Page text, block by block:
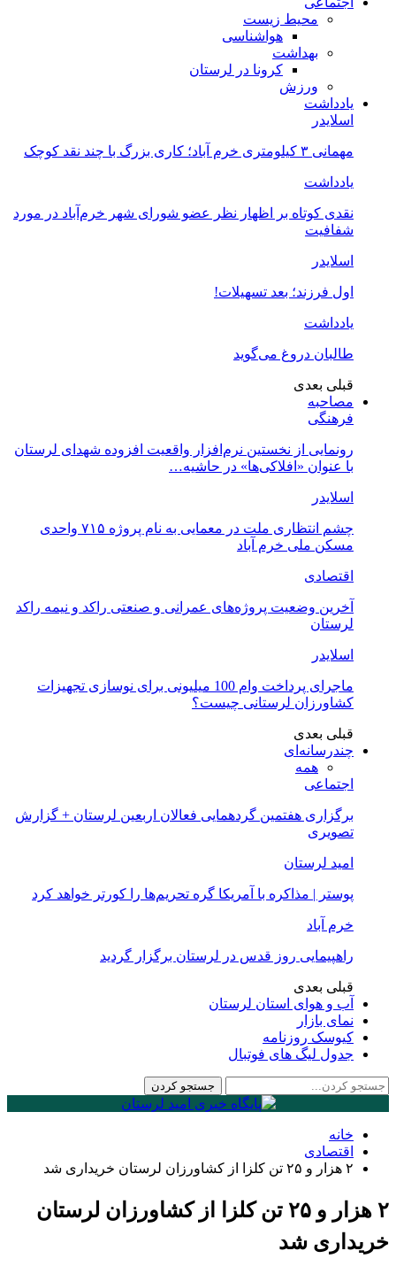
محیط زیست
هواشناسی
بهداشت
کرونا در لرستان
ورزش
یادداشت
اسلایدر
مهمانی ۳ کیلومتری خرم آباد؛ کاری بزرگ با چند نقد کوچک
یادداشت
نقدی کوتاه بر اظهار نظر عضو شورای شهر خرم‌آباد در مورد
شفافیت
اسلایدر
اول فرزند؛ بعد تسهیلات!
یادداشت
طالبان دروغ می‌گوید
قبلی بعدی
مصاحبه
فرهنگی
رونمایی از نخستین نرم‌افزار واقعیت افزوده شهدای لرستان
با عنوان «افلاکی‌ها» در حاشیه…
اسلایدر
چشم انتظاری ملت در معمایی به نام پروژه ۷۱۵ واحدی
مسکن ملی خرم آباد
اقتصادی
آخرین وضعیت پروژه‌های عمرانی و صنعتی راکد و نیمه راکد
لرستان
اسلایدر
ماجرای پرداخت وام 100 میلیونی برای نوسازی تجهیزات
کشاورزان لرستانی چیست؟
قبلی بعدی
چندرسانه‌ای
همه
اجتماعی
برگزاری هفتمین گردهمایی فعالان اربعین لرستان + گزارش
تصویری
امید لرستان
پوستر | مذاکره با آمریکا گره تحریم‌ها را کورتر خواهد کرد
خرم آباد
راهپیمایی روز قدس در لرستان برگزار گردید
قبلی بعدی
آب و هوای استان لرستان
نمای بازار
کیوسک روزنامه
جدول لیگ های فوتبال
خانه
اقتصادی
۲ هزار و ۲۵ تن کلزا از کشاورزان لرستان خریداری شد
۲ هزار و ۲۵ تن کلزا از کشاورزان لرستان
خریداری شد